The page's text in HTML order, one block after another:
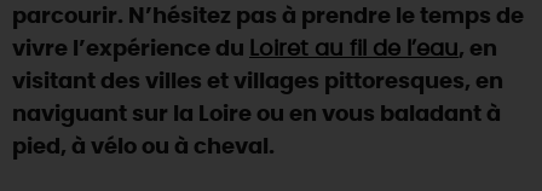
parcourir. N’hésitez pas à prendre le temps de
vivre l’expérience du Loiret au fil de l’eau, en
visitant des villes et villages pittoresques, en
naviguant sur la Loire ou en vous baladant à
pied, à vélo ou à cheval.